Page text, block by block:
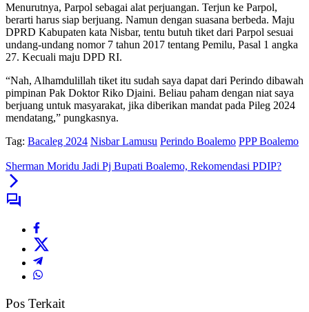
Menurutnya, Parpol sebagai alat perjuangan. Terjun ke Parpol,
berarti harus siap berjuang. Namun dengan suasana berbeda. Maju
DPRD Kabupaten kata Nisbar, tentu butuh tiket dari Parpol sesuai
undang-undang nomor 7 tahun 2017 tentang Pemilu, Pasal 1 angka
27. Kecuali maju DPD RI.
“Nah, Alhamdulillah tiket itu sudah saya dapat dari Perindo dibawah
pimpinan Pak Doktor Riko Djaini. Beliau paham dengan niat saya
berjuang untuk masyarakat, jika diberikan mandat pada Pileg 2024
mendatang,” pungkasnya.
Tag: Bacaleg 2024 Nisbar Lamusu Perindo Boalemo PPP Boalemo
Sherman Moridu Jadi Pj Bupati Boalemo, Rekomendasi PDIP?
Pos Terkait